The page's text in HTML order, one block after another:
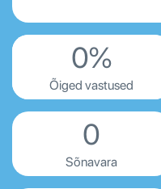
0%
Õiged vastused
0
Sõnavara